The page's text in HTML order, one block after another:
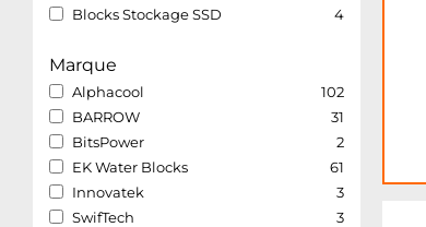
Blocks Stockage SSD
4
Marque
Alphacool
102
BARROW
31
BitsPower
2
EK Water Blocks
61
Innovatek
3
SwifTech
3